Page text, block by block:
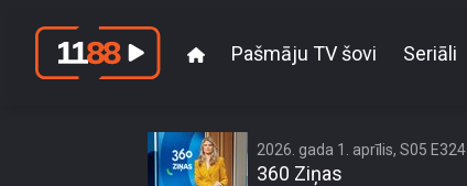
Pašmāju TV šovi Seriāli
2026. gada 1. aprīlis, S05 E324
360 Ziņas